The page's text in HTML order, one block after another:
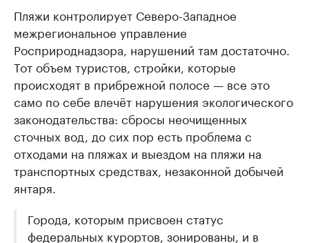
Пляжи контролирует Северо-Западное
межрегиональное управление
Росприроднадзора, нарушений там достаточно.
Тот объем туристов, стройки, которые
происходят в прибрежной полосе — все это
само по себе влечёт нарушения экологического
законодательства: сбросы неочищенных
сточных вод, до сих пор есть проблема с
отходами на пляжах и выездом на пляжи на
транспортных средствах, незаконной добычей
янтаря.
Города, которым присвоен статус
федеральных курортов, зонированы, и в